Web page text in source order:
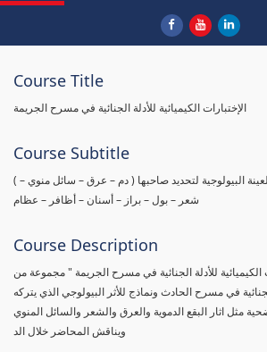
Course Title
الإختبارات الكيميائية للأدلة الجنائية في مسرح الجريمة
Course Subtitle
( إجراء الإختبارات علي العينة البيولوجية لتحديد صاحبها ( دم – عرق – سائل منوي –
شعر – بول – براز – أسنان – أظافر – عظام
Course Description
الكيميائية للأدلة الجنائية في مسرح الجريمة " مجموعة من
في مسرح الحادث ونماذج للأثر البيولوجي الذي يتركه
مثل اثار البقع الدموية والعرق والشعر والسائل المنوي
ويناقش المحاضر خلال الد